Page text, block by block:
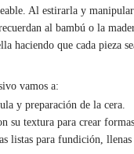
Al estirarla y
al bambú o la
haciendo que cada pieza
vamos a:
y preparación de la cera.
su textura para crear
listas para fundición,